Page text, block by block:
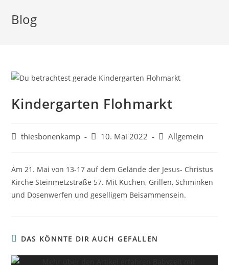
Blog
Kindergarten Flohmarkt
Beitrags-
thiesbonenkamp
Beitrag
10. Mai 2022
Beitrags-
Allgemein
Am 21. Mai von 13-17 auf dem Gelände der Jesus- Christus
Kirche Steinmetzstraße 57. Mit Kuchen, Grillen, Schminken
und Dosenwerfen und geselligem Beisammensein.
DAS KÖNNTE DIR AUCH GEFALLEN